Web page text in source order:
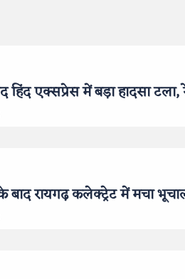
एक्सप्रेस में बड़ा हादसा टला,
रायगढ़ कलेक्ट्रेट में मचा